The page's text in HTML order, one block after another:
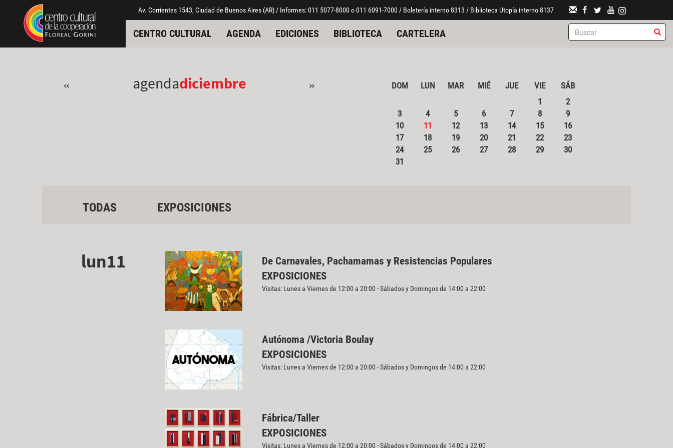
Pasar al contenido principal
Jump to main content Av. Corrientes 1543, Ciudad de Buenos Aires (AR) / Informes: 011 5077-8000 o 011 6091-7000 / Boletería interno 8313 / Biblioteca Utopía interno 8137
CENTRO CULTURAL AGENDA EDICIONES BIBLIOTECA CARTELERA
« agendadiciembre » DOM LUN MAR MIÉ JUE VIE
SÁB
1
2
3
4 5 6 7 8
9
10
11 12 13 14 15
16
17
18 19 20 21 22
23
24
25 26 27 28 29
30
31
TODAS EXPOSICIONES
lun11
De Carnavales, Pachamamas y Resistencias Populares
EXPOSICIONES
Visitas: Lunes a Viernes de 12:00 a 20:00 - Sábados y Domingos de 14:00 a 22:00
Autónoma /Victoria Boulay
EXPOSICIONES
Visitas: Lunes a Viernes de 12:00 a 20:00 - Sábados y Domingos de 14:00 a 22:00
Fábrica/Taller
EXPOSICIONES
Visitas: Lunes a Viernes de 12:00 a 20:00 - Sábados y Domingos de 14:00 a 22:00